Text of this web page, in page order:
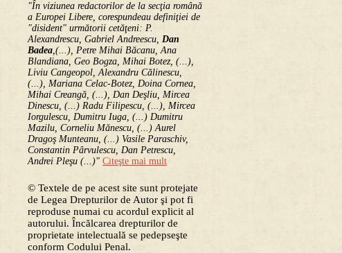
"În viziunea redactorilor de la secţia română
a Europei Libere, corespundeau definiţiei de
"disident" următorii ce­tă­ţeni: P.
Alexandrescu, Gabriel Andreescu, Dan
Badea,(...), Petre Mihai Băcanu, Ana
Blandiana, Geo Bogza, Mihai Botez, (...),
Liviu Cangeopol, Alexandru Călinescu,
(...), Mariana Celac-Botez, Doina Cornea,
Mihai Creangă, (...), Dan Deşliu, Mircea
Dinescu, (...) Radu Filipescu, (...), Mircea
Iorgulescu, Dumitru Iuga, (...) Dumitru
Mazilu, Corneliu Mănescu, (...) Aurel
Dragoş Munteanu, (...) Vasile Paraschiv,
Constantin Pârvulescu, Dan Petrescu,
Andrei Pleşu (...)" Citeşte mai mult
© Textele de pe acest site sunt protejate
de Legea Drepturilor de Autor şi pot fi
reproduse numai cu acordul explicit al
autorului. Încălcarea drepturilor de
proprietate intelectuală se pedepseşte
conform Codului Penal.